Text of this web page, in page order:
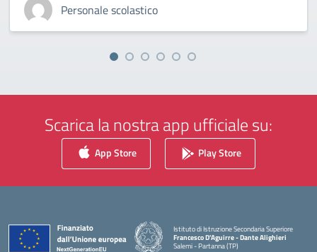
Personale scolastico
Scarica la nostra app ufficiale su:
App Store Play Store
Istituto di Istruzione Secondaria Superiore
Francesco D'Aguirre - Dante Alighieri
Salemi - Partanna (TP)